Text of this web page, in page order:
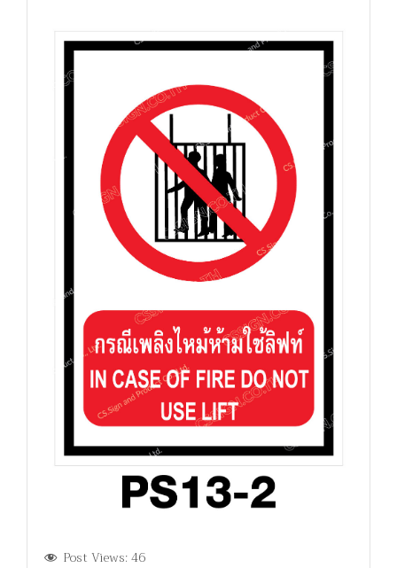
Post Views:46